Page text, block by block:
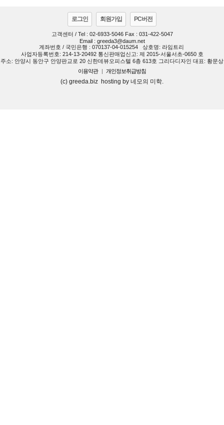
로그인 회원가입 PC버전
고객센터 / Tel : 02-6933-5046 Fax : 031-422-5047
Email : greeda3@daum.net
계좌번호 / 국민은행 : 070137-04-015254
상호명: 라임트리
사업자등록번호: 214-13-20492 통신판매업신고: 제 2015-서울서초-0650 호
주소: 안양시 동안구 안양판교로 20 신한데뷰오피스텔 6층 613호 그리다디자인 대표: 황문상
이용약관
| 개인정보취급방침
(c) greeda.biz hosting by 네모의 미학.